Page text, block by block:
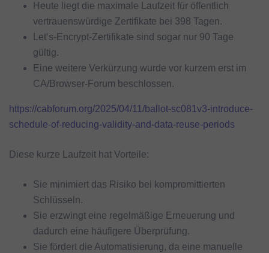
Heute liegt die maximale Laufzeit für öffentlich
vertrauenswürdige Zertifikate bei 398 Tagen.
Let‘s-Encrypt-Zertifikate sind sogar nur 90 Tage
gültig.
Eine weitere Verkürzung wurde vor kurzem erst im
CA/Browser-Forum beschlossen.
https://cabforum.org/2025/04/11/ballot-sc081v3-introduce-
schedule-of-reducing-validity-and-data-reuse-periods
Diese kurze Laufzeit hat Vorteile:
Sie minimiert das Risiko bei kompromittierten
Schlüsseln.
Sie erzwingt eine regelmäßige Erneuerung und
dadurch eine häufigere Überprüfung.
Sie fördert die Automatisierung, da eine manuelle